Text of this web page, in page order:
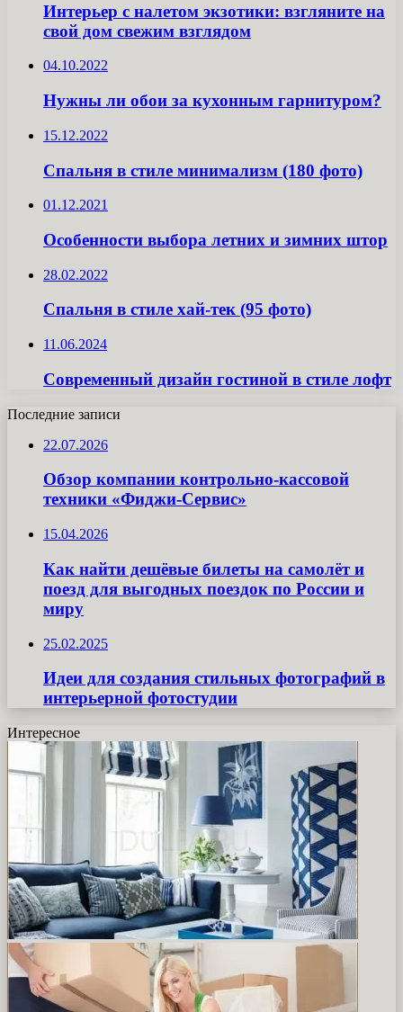
Интерьер с налетом экзотики: взгляните на
свой дом свежим взглядом
04.10.2022
Нужны ли обои за кухонным гарнитуром?
15.12.2022
Спальня в стиле минимализм (180 фото)
01.12.2021
Особенности выбора летних и зимних штор
28.02.2022
Спальня в стиле хай-тек (95 фото)
11.06.2024
Современный дизайн гостиной в стиле лофт
Последние записи
22.07.2026
Обзор компании контрольно-кассовой
техники «Фиджи-Сервис»
15.04.2026
Как найти дешёвые билеты на самолёт и
поезд для выгодных поездок по России и
миру
25.02.2025
Идеи для создания стильных фотографий в
интерьерной фотостудии
Интересное